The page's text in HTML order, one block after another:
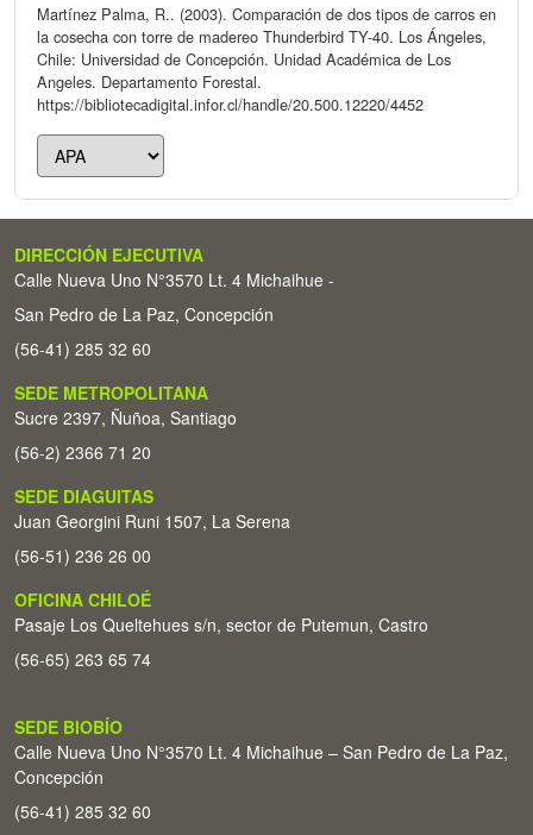
Martínez Palma, R.. (2003). Comparación de dos tipos de carros en
la cosecha con torre de madereo Thunderbird TY-40. Los Ángeles,
Chile: Universidad de Concepción. Unidad Académica de Los
Angeles. Departamento Forestal.
https://bibliotecadigital.infor.cl/handle/20.500.12220/4452
DIRECCIÓN EJECUTIVA
Calle Nueva Uno N°3570 Lt. 4 Michaihue -
San Pedro de La Paz, Concepción
(56-41) 285 32 60
SEDE METROPOLITANA
Sucre 2397, Ñuñoa, Santiago
(56-2) 2366 71 20
SEDE DIAGUITAS
Juan Georgini Runi 1507, La Serena
(56-51) 236 26 00
OFICINA CHILOÉ
Pasaje Los Queltehues s/n, sector de Putemun, Castro
(56-65) 263 65 74
SEDE BIOBÍO
Calle Nueva Uno N°3570 Lt. 4 Michaihue – San Pedro de La Paz,
Concepción
(56-41) 285 32 60